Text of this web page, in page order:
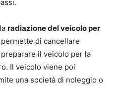
radiazione del veicolo per
permette di cancellare
il veicolo per la
Il veicolo viene poi
una società di noleggio o